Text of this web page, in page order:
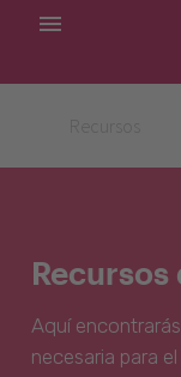
MIS
Aquí
necesaria para